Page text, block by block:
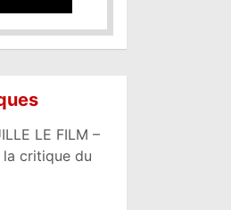
LE FILM –
la critique du